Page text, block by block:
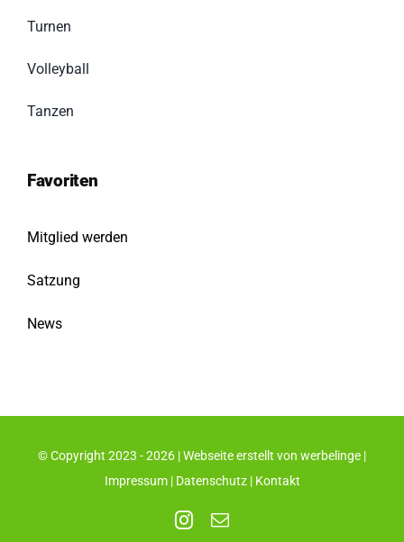
Turnen
Volleyball
Tanzen
Favoriten
Mitglied werden
Satzung
News
© Copyright 2023 - 2026 | Webseite erstellt von werbelinge |
Impressum| Datenschutz| Kontakt